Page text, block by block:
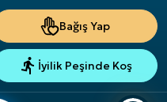
Bağış Yap
İyilik Peşinde Koş